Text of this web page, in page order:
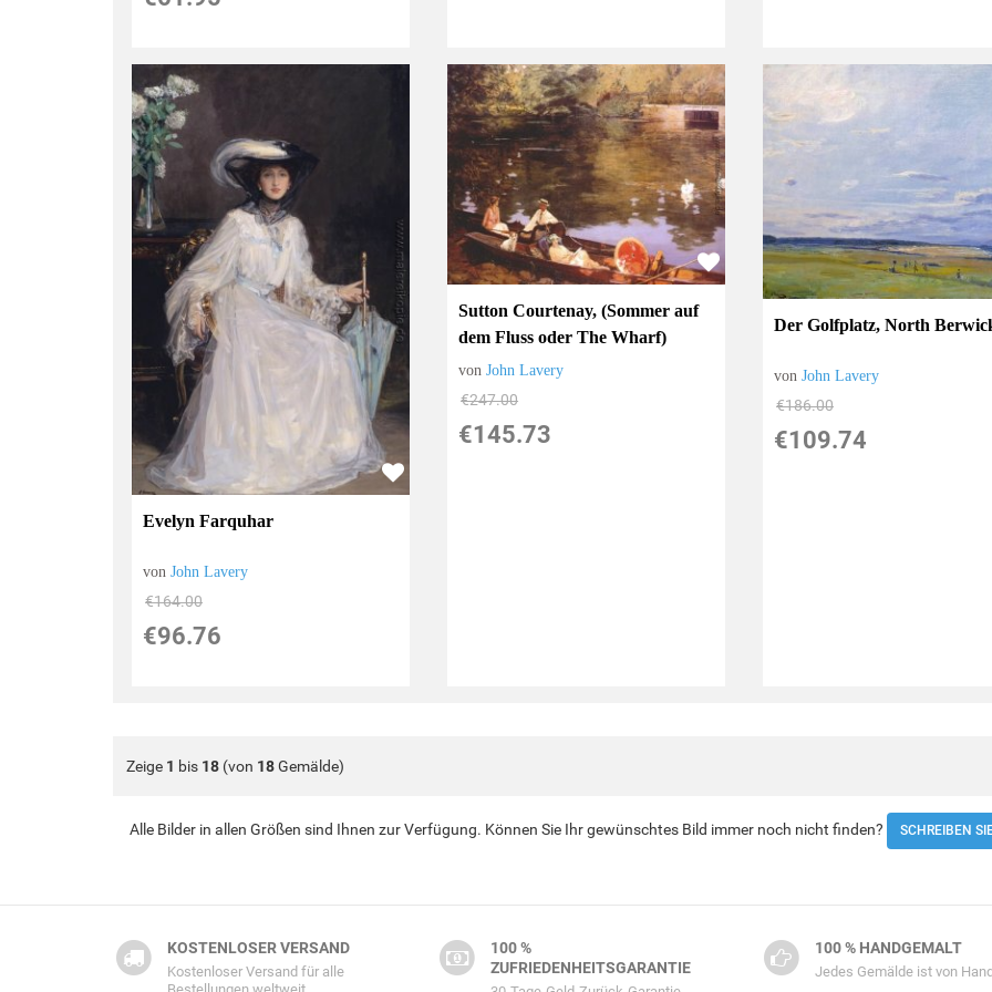
Evelyn Farquhar
vonJohn Lavery
€164.00
€96.76
Sutton Courtenay, (Sommer auf
dem Fluss oder The Wharf)
vonJohn Lavery
€247.00
€145.73
Der Golfplatz, North
vonJohn Lavery
€186.00
€109.74
Zeige 1 bis 18 (von 18Gemälde)
Alle Bilder in allen Größen sind Ihnen zur Verfügung. Können Sie Ihr gewünschtes Bild immer noch nicht finden? SCHREIBEN
KOSTENLOSER VERSAND
Kostenloser Versand für alle
100 %
ZUFRIEDENHEITSGARANTIE
100 % HANDGEMALT
Jedes Gemälde ist von